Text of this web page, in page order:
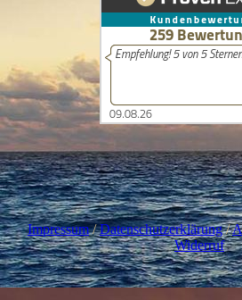
Impressum/Datenschutzerklärung/
Widerruf